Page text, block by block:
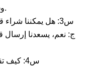
وسنقوم بتطوير هذا المنتج للشراء بالجملة.
س3: هل يمكننا شراء قطعة واحدة من كل منتج لاختبار الجودة؟
ج: نعم، يسعدنا إرسال
س4: كيف تقوم بتغليف المحامل لمنع الصدأ والتلف؟